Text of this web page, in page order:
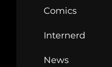
Comics
Internerd
News